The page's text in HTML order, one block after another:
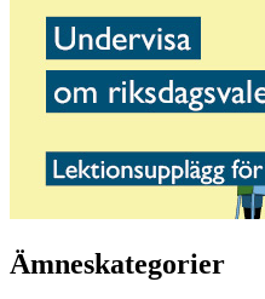
Ämneskategorier